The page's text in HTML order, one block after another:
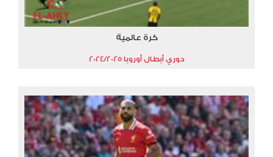
كرة عالمية
دوري أبطال أوروبا 2024/2025